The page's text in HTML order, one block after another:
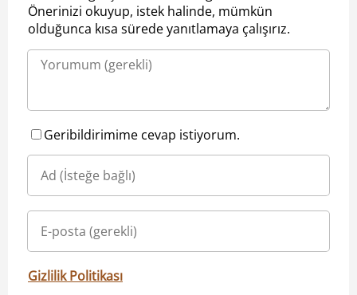
Önerinizi okuyup, istek halinde, mümkün
olduğunca kısa sürede yanıtlamaya çalışırız.
Geribildirimime cevap istiyorum.
Gizlilik Politikası